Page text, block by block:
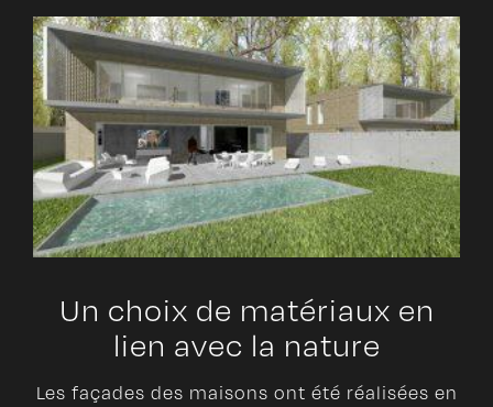
Un choix de matériaux en
lien avec la nature
Les façades des maisons ont été réalisées en